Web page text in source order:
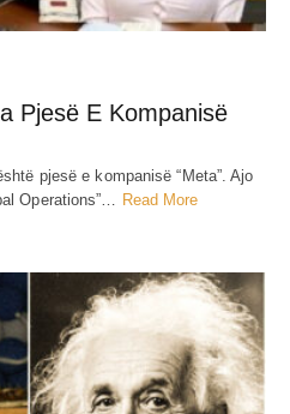
Pjesë E Kompanisë
pjesë e kompanisë “Meta”. Ajo
Operations”… Read More